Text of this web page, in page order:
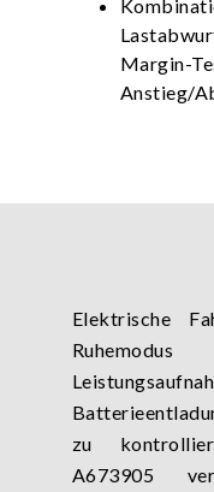
Margin-
Anstieg/
Elektrische
zu
A673905